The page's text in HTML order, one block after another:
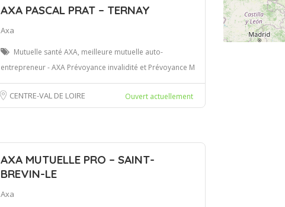
AXA PASCAL PRAT – TERNAY
Axa
Mutuelle santé AXA, meilleure mutuelle auto-
entrepreneur - AXA Prévoyance invalidité et Prévoyance M
CENTRE-VAL DE LOIRE Ouvert actuellement
AXA MUTUELLE PRO – SAINT-
BREVIN-LE
Axa